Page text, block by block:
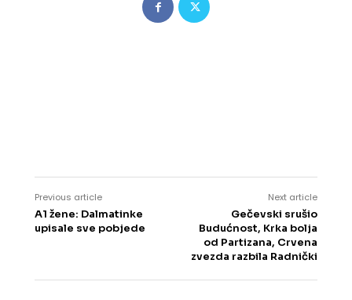
Previous article
A1 žene: Dalmatinke
upisale sve pobjede
Next article
Gečevski srušio
Budućnost, Krka bolja
od Partizana, Crvena
zvezda razbila Radnički